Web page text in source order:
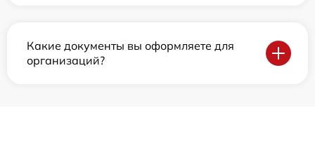
Какие документы вы оформляете для
организаций?